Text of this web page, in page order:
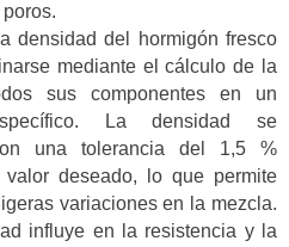
densidad del hormigón fresco
mediante el cálculo de la
sus componentes en un
La densidad se
una tolerancia del 1,5 %
valor deseado, lo que permite
variaciones en la mezcla.
influye en la resistencia y la